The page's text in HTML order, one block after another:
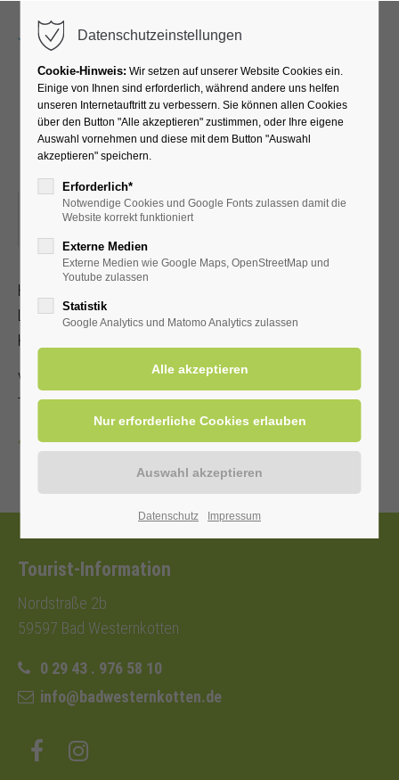
Puppentheater von und
mit Uwe Natus
18.11.2023, 15:00
Humorvolle und nachdenkliche Gedichte, Geschichten und
Lieder von und mit Uwe Maria Natus. Teilnahme mit gültiger
Kur- und Einwohnerkarte; begrenzte Sitzplatzanzahl
Veranstalter: Kurverwaltung Bad Westernkotten
Telefon: 0 29 43 . 976 58 10
Zurück
Tourist-Information
Nordstraße 2b
59597 Bad Westernkotten
0 29 43 . 976 58 10
info@badwesternkotten.de
Datenschutzeinstellungen
Cookie-Hinweis: Wir setzen auf unserer Website Cookies ein.
Einige von Ihnen sind erforderlich, während andere uns helfen
unseren Internetauftritt zu verbessern. Sie können allen Cookies
über den Button "Alle akzeptieren" zustimmen, oder Ihre eigene
Auswahl vornehmen und diese mit dem Button "Auswahl
akzeptieren" speichern.
Erforderlich*
Notwendige Cookies und Google Fonts zulassen damit die
Website korrekt funktioniert
Externe Medien
Externe Medien wie Google Maps, OpenStreetMap und
Youtube zulassen
Statistik
Google Analytics und Matomo Analytics zulassen
Datenschutz Impressum